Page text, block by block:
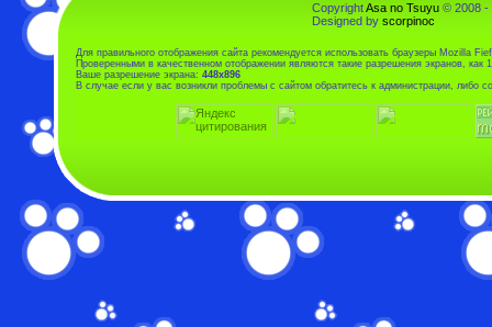
CopyrightAsa no Tsuyu © 2008 -
Designed by scorpinoc
Для правильного отображения сайта рекомендуется использовать браузеры Mozilla
Проверенными в качественном отображении являются такие разрешения экранов, как
Ваше разрешение экрана: 448x896
В случае если у вас возникли проблемы с сайтом обратитесь к администрации,